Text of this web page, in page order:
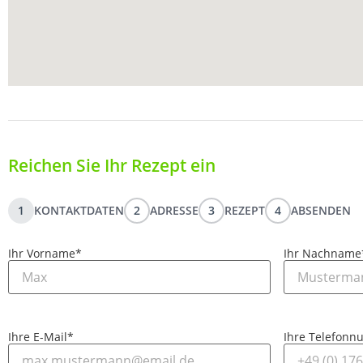
Reichen Sie Ihr Rezept ein
1 KONTAKTDATEN 2 ADRESSE 3 REZEPT 4 ABSENDEN
Ihr Vorname* Ihr Nachname
Ihre E-Mail* Ihre